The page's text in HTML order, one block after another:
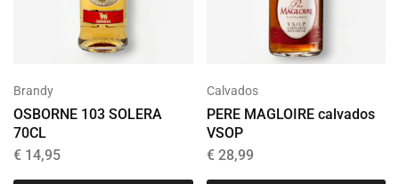
Brandy
OSBORNE 103 SOLERA
70CL
€ 14,95
Calvados
PERE MAGLOIRE calvados
VSOP
€28,99